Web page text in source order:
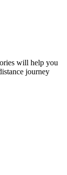
will help you
journey